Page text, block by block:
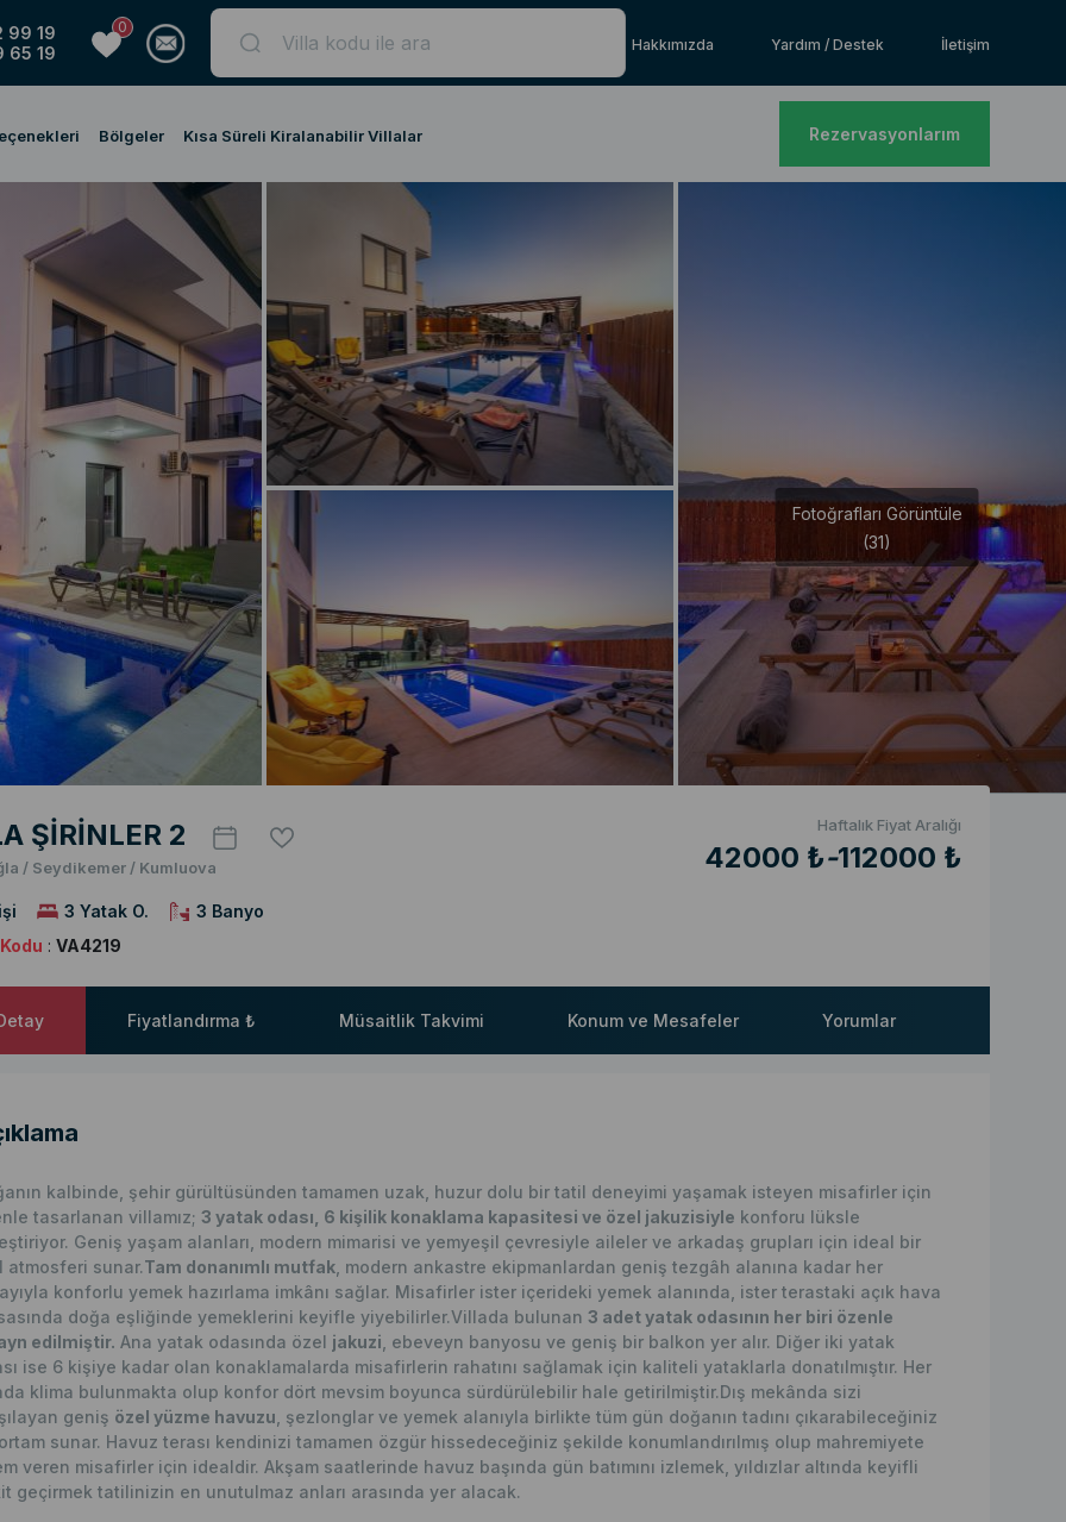
99 19
65 19
0
Hakkımızda
Yardım / Destek İletişim
Bölgeler Kısa Süreli Kiralanabilir Villalar Rezervasyonlarım
Fotoğrafları Görüntüle
(31)
ŞİRİNLER 2
/ Seydikemer / Kumluova
Haftalık Fiyat Aralığı
42000 ₺-112000 ₺
3 Yatak O.
3 Banyo
: VA4219
Fiyatlandırma ₺ Müsaitlik Takvimi Konum ve Mesafeler Yorumlar
kalbinde, şehir gürültüsünden tamamen uzak, huzur dolu bir tatil deneyimi yaşamak isteyen misafirler için
tasarlanan villamız; 3 yatak odası, 6 kişilik konaklama kapasitesi ve özel jakuzisiyle konforu lüksle
Geniş yaşam alanları, modern mimarisi ve yemyeşil çevresiyle aileler ve arkadaş grupları için ideal bir
atmosferi sunar.Tam donanımlı mutfak , modern ankastre ekipmanlardan geniş tezgâh alanına kadar her
konforlu yemek hazırlama imkânı sağlar. Misafirler ister içerideki yemek alanında, ister terastaki açık hava
doğa eşliğinde yemeklerini keyifle yiyebilirler.Villada bulunan 3 adet yatak odasının her biri özenle
edilmiştir. Ana yatak odasında özel jakuzi , ebeveyn banyosu ve geniş bir balkon yer alır. Diğer iki yatak
ise 6 kişiye kadar olan konaklamalarda misafirlerin rahatını sağlamak için kaliteli yataklarla donatılmıştır. Her
klima bulunmakta olup konfor dört mevsim boyunca sürdürülebilir hale getirilmiştir.Dış mekânda sizi
geniş özel yüzme havuzu , şezlonglar ve yemek alanıyla birlikte tüm gün doğanın tadını çıkarabileceğiniz
sunar. Havuz terası kendinizi tamamen özgür hissedeceğiniz şekilde konumlandırılmış olup mahremiyete
veren misafirler için idealdir. Akşam saatlerinde havuz başında gün batımını izlemek, yıldızlar altında keyifli
geçirmek tatilinizin en unutulmaz anları arasında yer alacak.